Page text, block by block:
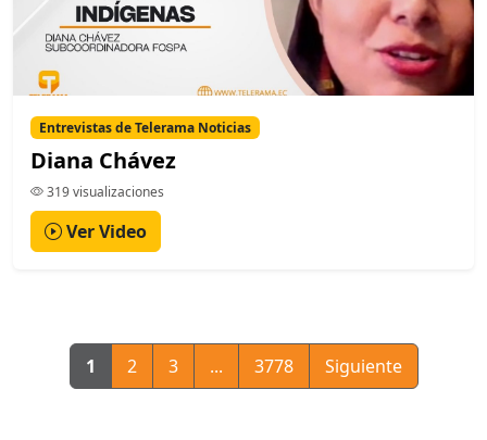
Entrevistas de Telerama Noticias
Diana Chávez
319 visualizaciones
Ver Video
1 2 3 ... 3778 Siguiente